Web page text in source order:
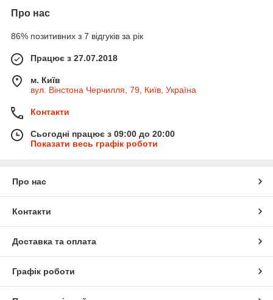
Про нас
86% позитивних з 7 відгуків за рік
Працює з 27.07.2018
м. Київ
вул. Вінстона Черчилля, 79, Київ, Україна
Контакти
Сьогодні працює з 09:00 до 20:00
Показати весь графік роботи
Про нас
Контакти
Доставка та оплата
Графік роботи